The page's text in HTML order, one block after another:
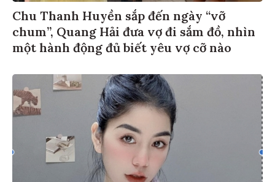
Chu Thanh Huyền sắp đến ngày “vỡ
chum”, Quang Hải đưa vợ đi sắm đồ, nhìn
một hành động đủ biết yêu vợ cỡ nào